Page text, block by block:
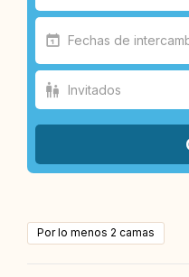
Por lo menos 2 camas